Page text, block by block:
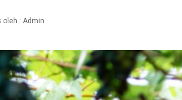
oleh : Admin